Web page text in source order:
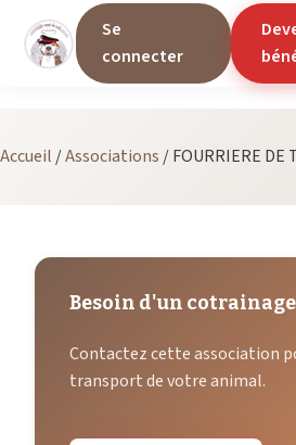
Se
connecter
Accueil /Associations /FOURRIERE DE
Besoin d'un cotrainage
Contactez cette association
transport de votre animal.